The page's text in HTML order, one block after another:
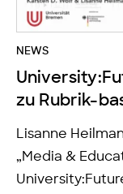
NEWS
zu Rubrik-
Lisanne
„Media &